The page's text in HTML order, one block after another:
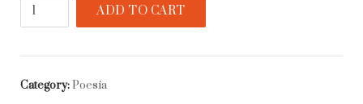
tiempo,
las
nubes
ADD TO CART
Category:Poesía